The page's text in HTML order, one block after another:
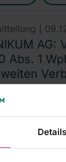
Details
|
AG:
Abs. 1
gemäß § 40